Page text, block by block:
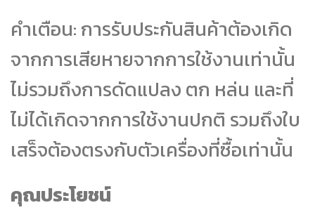
คำเตือน: การรับประกันสินค้าต้องเกิด
จากการเสียหายจากการใช้งานเท่านั้น
ไม่รวมถึงการดัดแปลง ตก หล่น และที่
ไม่ได้เกิดจากการใช้งานปกติ รวมถึงใบ
เสร็จต้องตรงกับตัวเครื่องที่ซื้อเท่านั้น
คุณประโยชน์